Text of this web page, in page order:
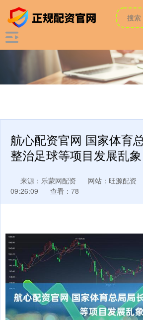
航心配资官网 国家体育
整治足球等项目发展乱象
来源：乐蒙网配资 网站：旺源配资
09:26:09
查看：78